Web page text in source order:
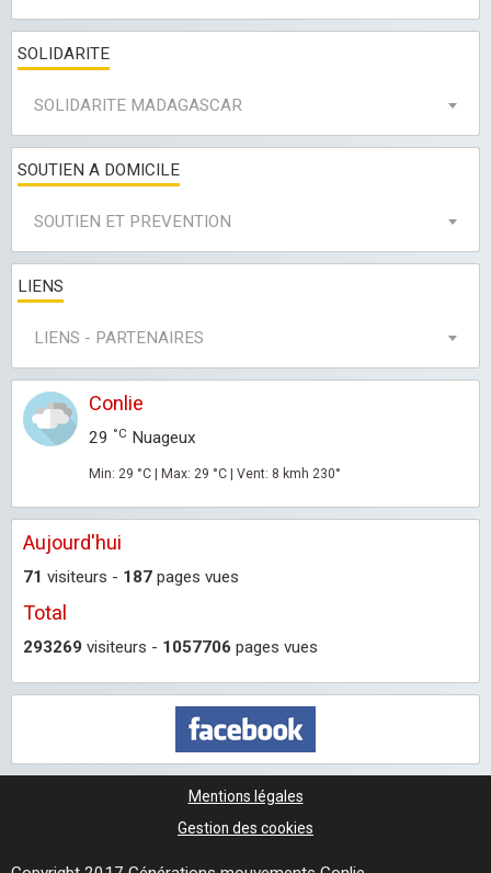
SOLIDARITE
SOLIDARITE MADAGASCAR
SOUTIEN A DOMICILE
SOUTIEN ET PREVENTION
LIENS
LIENS - PARTENAIRES
Conlie
29 °C Nuageux
Min: 29 °C | Max: 29 °C | Vent: 8 kmh 230°
Aujourd'hui
71 visiteurs - 187 pages vues
Total
293269 visiteurs - 1057706 pages vues
Mentions légales
Gestion des cookies